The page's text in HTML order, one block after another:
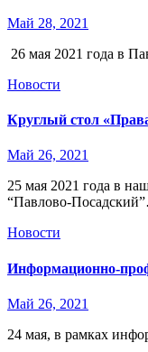
Май 28, 2021
26 мая 2021 года в
Новости
Круглый стол
Май 26, 2021
25 мая 2021 года в
“Павлово-
Новости
Информационно-
Май 26, 2021
24 мая, в рамках